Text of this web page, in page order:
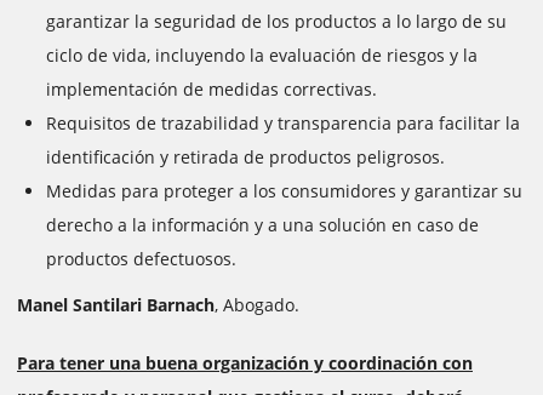
garantizar la seguridad de los productos a lo largo de su
ciclo de vida, incluyendo la evaluación de riesgos y la
implementación de medidas correctivas.
Requisitos de trazabilidad y transparencia para facilitar la
identificación y retirada de productos peligrosos.
Medidas para proteger a los consumidores y garantizar su
derecho a la información y a una solución en caso de
productos defectuosos.
Manel Santilari Barnach, Abogado.
Para tener una buena organización y coordinación con